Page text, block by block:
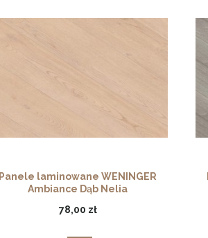
Panele laminowane WENINGER
Ambiance Dąb Nelia
78,00 zł